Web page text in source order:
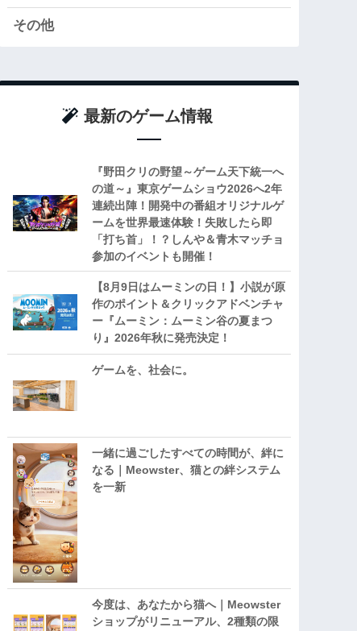
その他
最新のゲーム情報
『野田クリの野望～ゲーム天下統一へ
の道～』東京ゲームショウ2026へ2年
連続出陣！開発中の番組オリジナルゲ
ームを世界最速体験！失敗したら即
「打ち首」！？しんや＆青木マッチョ
参加のイベントも開催！
【8月9日はムーミンの日！】小説が原
作のポイント＆クリックアドベンチャ
ー『ムーミン：ムーミン谷の夏まつ
り』2026年秋に発売決定！
ゲームを、社会に。
一緒に過ごしたすべての時間が、絆に
なる｜Meowster、猫との絆システム
を一新
今度は、あなたから猫へ｜Meowster
ショップがリニューアル、2種類の限